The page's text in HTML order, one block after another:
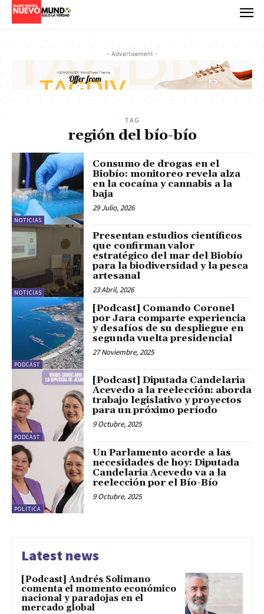
- Advertisement -
TAG
región del bío-bío
NOTICIAS
Consumo de drogas en el
Biobío: monitoreo revela alza
en la cocaína y cannabis a la
baja
29 Julio, 2026
NOTICIAS
Presentan estudios científicos
que confirman valor
estratégico del mar del Biobío
para la biodiversidad y la pesca
artesanal
23 Abril, 2026
PODCAST
[Podcast] Comando Coronel
por Jara comparte experiencia
y desafíos de su despliegue en
segunda vuelta presidencial
27 Noviembre, 2025
PODCAST
[Podcast] Diputada Candelaria
Acevedo a la reelección: aborda
trabajo legislativo y proyectos
para un próximo período
9 Octubre, 2025
POLITICA
Un Parlamento acorde a las
necesidades de hoy: Diputada
Candelaria Acevedo va a la
reelección por el Bío-Bío
9 Octubre, 2025
Latest news
[Podcast] Andrés Solimano
comenta el momento económico
nacional y paradojas en el
mercado global